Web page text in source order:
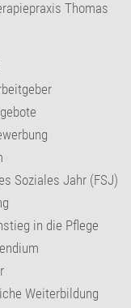
Thomas
Soziales Jahr (FSJ)
in die Pflege
Weiterbildung